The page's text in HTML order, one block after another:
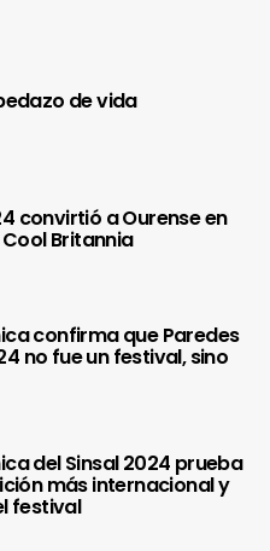
de vida
convirtió a Ourense en
Britannia
confirma que Paredes
no fue un festival, sino
del Sinsal 2024 prueba
más internacional y
festival